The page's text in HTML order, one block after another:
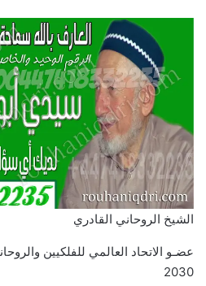
الشيخ الروحاني القادري
عضـو الاتحاد العالمي للفلكيين
2030